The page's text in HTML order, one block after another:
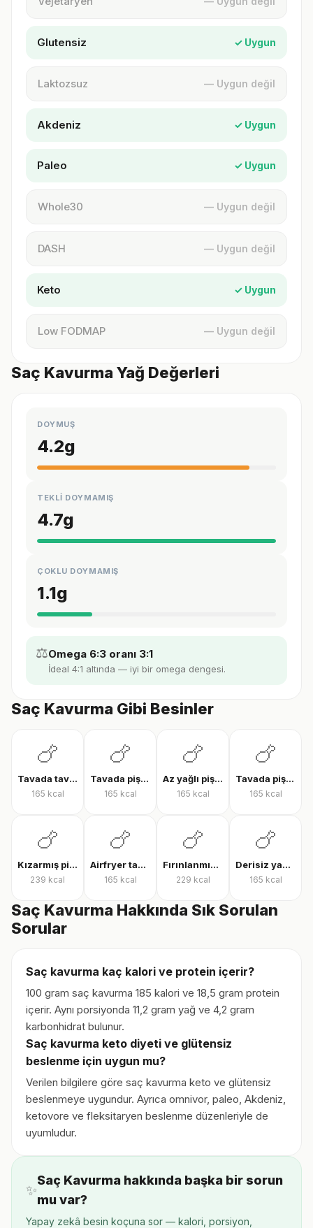
Glutensiz ✓ Uygun
Laktozsuz — Uygun değil
Akdeniz ✓ Uygun
Paleo ✓ Uygun
Whole30 — Uygun değil
DASH — Uygun değil
Keto ✓ Uygun
Low FODMAP — Uygun değil
Saç Kavurma Yağ Değerleri
DOYMUŞ
4.2g
TEKLİ DOYMAMIŞ
4.7g
ÇOKLU DOYMAMIŞ
1.1g
⚖️Omega 6:3 oranı 3:1
İdeal 4:1 altında — iyi bir omega dengesi.
Saç Kavurma Gibi Besinler
🍗
Tavada tavuk göğsü
165 kcal
🍗
Tavada pişmiş tavuk bonfile
165 kcal
🍗
Az yağlı pişmiş tavuk göğsü
165 kcal
🍗
Tavada pişmiş tavuk göğsü
165 kcal
🍗
Kızarmış piliç
239 kcal
🍗
Airfryer tavuk bonfile
165 kcal
🍗
Fırınlanmış derili tavuk but
229 kcal
🍗
Derisiz yağsız ızgara tavuk göğsü
165 kcal
Saç Kavurma Hakkında Sık Sorulan
Sorular
Saç kavurma kaç kalori ve protein içerir?
100 gram saç kavurma 185 kalori ve 18,5 gram protein
içerir. Aynı porsiyonda 11,2 gram yağ ve 4,2 gram
karbonhidrat bulunur.
Saç kavurma keto diyeti ve glütensiz
beslenme için uygun mu?
Verilen bilgilere göre saç kavurma keto ve glütensiz
beslenmeye uygundur. Ayrıca omnivor, paleo, Akdeniz,
ketovore ve fleksitaryen beslenme düzenleriyle de
uyumludur.
✨
Saç Kavurma hakkında başka bir sorun
mu var?
Yapay zekâ besin koçuna sor — kalori, porsiyon,